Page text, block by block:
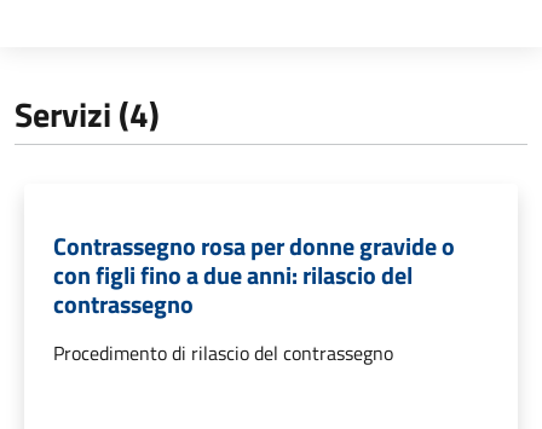
Servizi (4)
Contrassegno rosa per donne gravide o
con figli fino a due anni: rilascio del
contrassegno
Procedimento di rilascio del contrassegno